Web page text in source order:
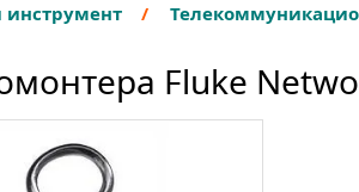
инструмент
Fluke